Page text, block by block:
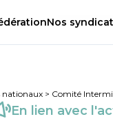
Nos
nationaux > Comité
En lien avec